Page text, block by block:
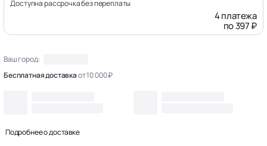
Доступна рассрочка без переплаты
4 платежа
по 397 ₽
Ваш город:
Бесплатная доставкаот 10 000 ₽
Подробнее о доставке